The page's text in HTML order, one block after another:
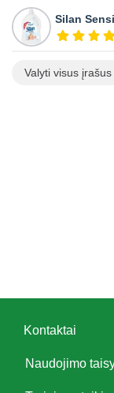
Silan
Valyti visus įrašus
Kontaktai
Naudojimo